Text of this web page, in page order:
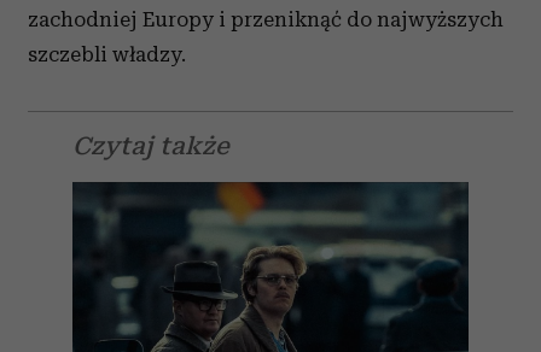
zachodniej Europy i przeniknąć do najwyższych
szczebli władzy.
Czytaj także